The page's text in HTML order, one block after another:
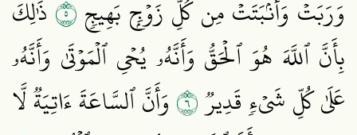
وَرَبَتۡ وَأَنۢبَتَتۡ مِن كُلِّ زَوۡجِۭ بَهِيجٖ٥ ذَٰلِكَ
بِأَنَّ ٱللَّهَ هُوَ ٱلۡحَقُّ وَأَنَّهُۥ يُحۡيِ ٱلۡمَوۡتَىٰ وَأَنَّهُۥ
عَلَىٰ كُلِّ شَيۡءٖ قَدِيرٞ٦وَأَنَّ ٱلسَّاعَةَ ءَاتِيَةٞ لَّا